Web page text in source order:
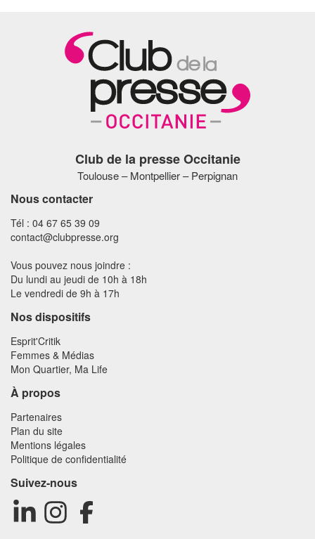
Club de la presse Occitanie
Toulouse – Montpellier – Perpignan
Nous contacter
Tél : 04 67 65 39 09
contact@clubpresse.org
Vous pouvez nous joindre :
Du lundi au jeudi de 10h à 18h
Le vendredi de 9h à 17h
Nos dispositifs
Esprit'Critik
Femmes & Médias
Mon Quartier, Ma Life
À propos
Partenaires
Plan du site
Mentions légales
Politique de confidentialité
Suivez-nous